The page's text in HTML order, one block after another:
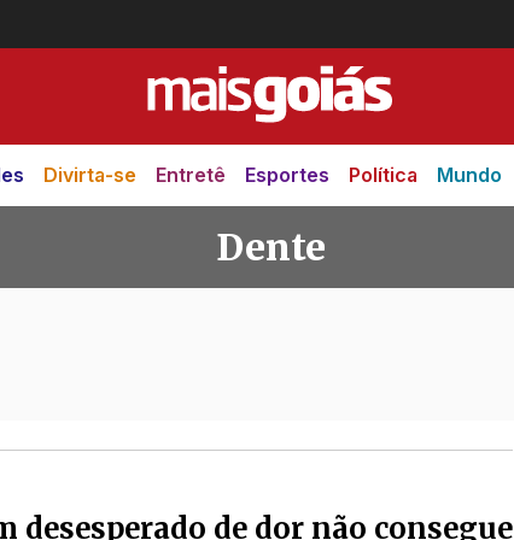
Divirta-se Entretê Esportes Política Mundo
Dente
desesperado de dor não consegue